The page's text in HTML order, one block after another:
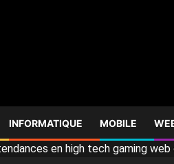
INFORMATIQUE MOBILE
en high tech gaming